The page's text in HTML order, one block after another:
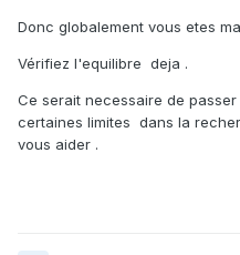
Donc globalement vous etes
Vérifiez l'equilibre deja .
Ce serait necessaire de
certaines limites dans la
vous aider .